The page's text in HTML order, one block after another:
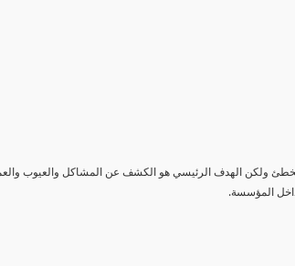
ولكن الهدف الرئيسي هو الكشف عن المشاكل والعيوب
المؤسسة.